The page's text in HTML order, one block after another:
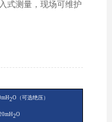
式测量，现场可维护
2O（可选绝压）
2O